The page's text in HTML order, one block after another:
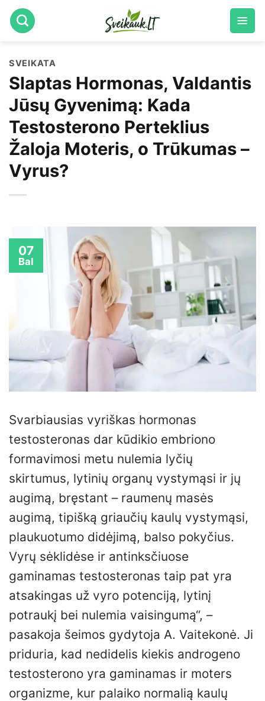
Skip
to
SVEIKATA
Slaptas Hormonas, Valdantis
Jūsų Gyvenimą: Kada
Testosterono Perteklius
Žaloja Moteris, o Trūkumas –
Vyrus?
07
Bal
Svarbiausias vyriškas hormonas
testosteronas dar kūdikio embriono
formavimosi metu nulemia lyčių
skirtumus, lytinių organų vystymąsi ir jų
augimą, bręstant – raumenų masės
augimą, tipišką griaučių kaulų vystymąsi,
plaukuotumo didėjimą, balso pokyčius.
Vyrų sėklidėse ir antinksčiuose
gaminamas testosteronas taip pat yra
atsakingas už vyro potenciją, lytinį
potraukį bei nulemia vaisingumą“, –
pasakoja šeimos gydytoja A. Vaitekonė. Ji
priduria, kad nedidelis kiekis androgeno
testosterono yra gaminamas ir moters
organizme, kur palaiko normalią kaulų